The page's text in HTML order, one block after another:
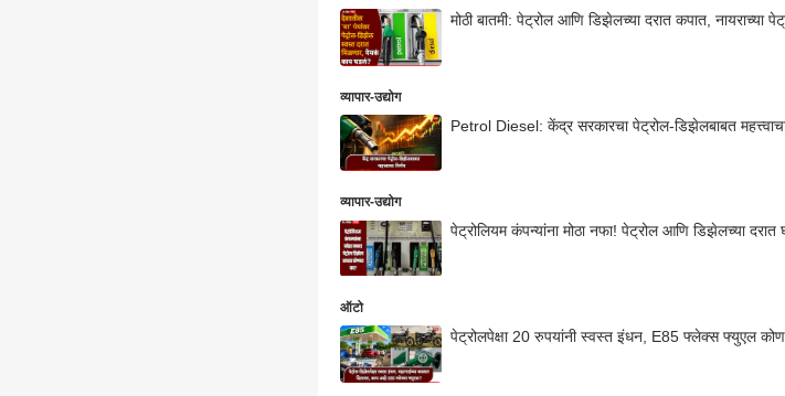
मोठी बातमी: पेट्रोल आणि डिझेलच्या दरात कपात, नायराच्या
व्यापार-उद्योग
Petrol Diesel: केंद्र सरकारचा पेट्रोल-डिझेलबाबत
व्यापार-उद्योग
पेट्रोलियम कंपन्यांना मोठा नफा! पेट्रोल आणि डिझेलच्या दरात
ऑटो
पेट्रोलपेक्षा 20 रुपयांनी स्वस्त इंधन, E85 फ्लेक्स फ्युएल